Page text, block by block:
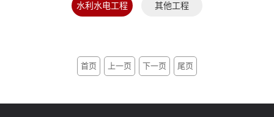
水利水电工程 其他工程
首页 上一页 下一页 尾页